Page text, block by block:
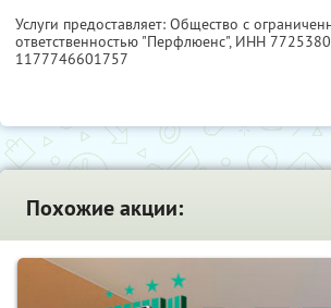
Услуги предоставляет: Общество с
ответственностью "Перфлюенс", ИНН
1177746601757
Похожие акции: